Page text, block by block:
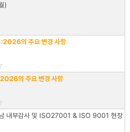
)
의 주요 변경 사항
의 주요 변경 사항
내부감사 및 ISO27001 & ISO 9001 현장